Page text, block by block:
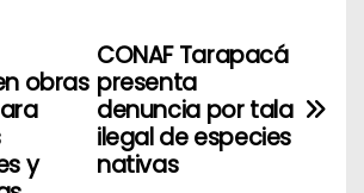
CONAF Tarapacá
presenta
denuncia por tala
ilegal de especies
nativas
obras
y